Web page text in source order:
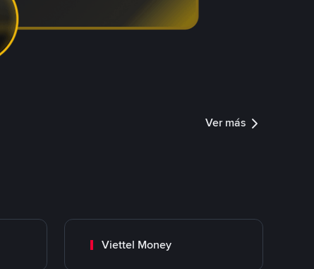
Ver más
Viettel Money